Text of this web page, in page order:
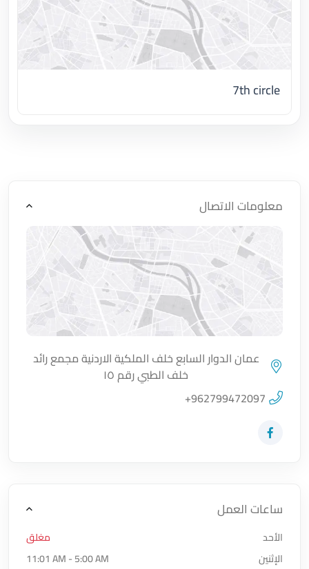
7th circle
معلومات الاتصال
اضغط لتحميل الموقع
عمان الدوار السابع خلف الملكية الاردنية مجمع رائد
خلف الطبي رقم ١٥
+962799472097
زيارة حساب المتجر على Facebook-f
ساعات العمل
الأحد
مغلق
الإثنين
11:01 AM - 5:00 AM